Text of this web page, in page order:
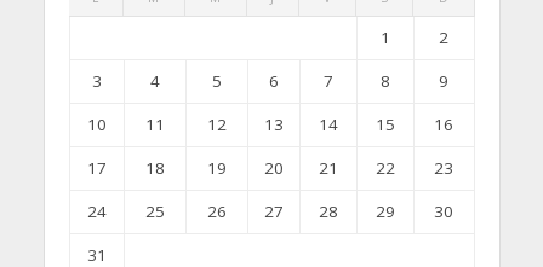
1
2
3
4 5 6 7 8
9
10
11 12 13 14 15
16
17
18 19 20 21 22
23
24
25 26 27 28 29
30
31